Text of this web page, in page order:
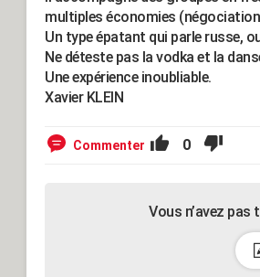
multiples économies
Un type épatant qui parle russe,
Ne déteste pas la vodka et la
Une expérience inoubliable.
Xavier KLEIN
Commenter 0
Vous n’avez pas